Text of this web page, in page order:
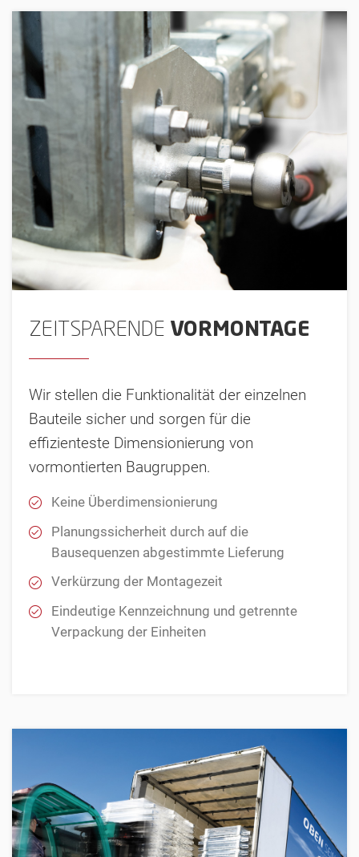
ZEITSPARENDE VORMONTAGE
Wir stellen die Funktionalität der einzelnen
Bauteile sicher und sorgen für die
effizienteste Dimensionierung von
vormontierten Baugruppen.
Keine Überdimensionierung
Planungssicherheit durch auf die
Bausequenzen abgestimmte Lieferung
Verkürzung der Montagezeit
Eindeutige Kennzeichnung und getrennte
Verpackung der Einheiten